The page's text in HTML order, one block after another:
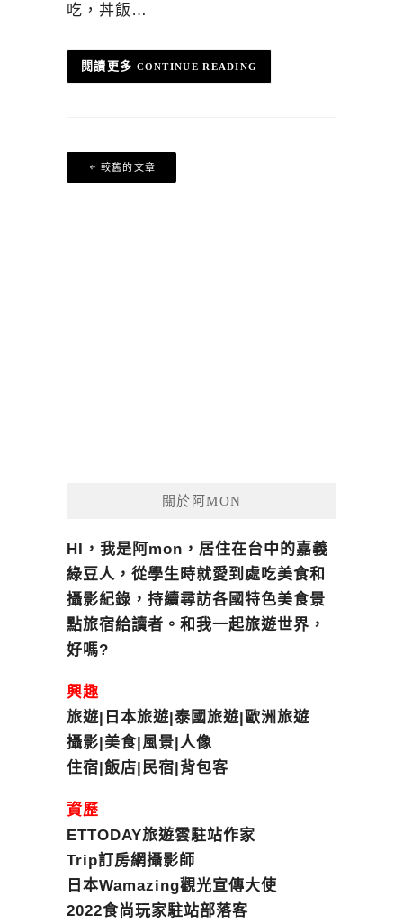
吃，丼飯…
CONTINUE READING
文
章
較舊的文章
關於阿MON
HI，我是阿mon，居住在台中的嘉義
綠豆人，從學生時就愛到處吃美食和
攝影紀錄，持續尋訪各國特色美食景
點旅宿給讀者。和我一起旅遊世界，
好嗎?
興趣
旅遊|日本旅遊|泰國旅遊|歐洲旅遊
攝影|美食|風景|人像
住宿|飯店|民宿|背包客
資歷
ETTODAY旅遊雲駐站作家
Trip訂房網攝影師
日本Wamazing觀光宣傳大使
2022食尚玩家駐站部落客